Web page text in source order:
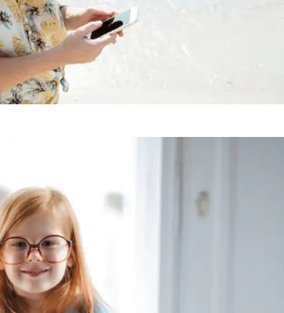
especiales